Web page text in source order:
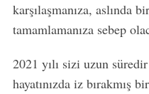
karşılaşmanıza, aslında
tamamlamanıza sebep
2021 yılı sizi uzun
hayatınızda iz bırakmış